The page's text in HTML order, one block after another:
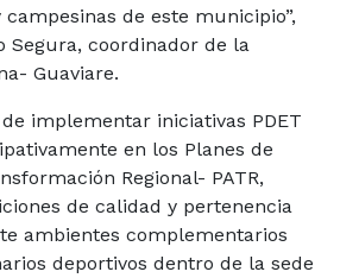
de este municipio”,
Segura, coordinador de la
Guaviare.
implementar iniciativas PDET
en los Planes de
Regional- PATR,
de calidad y pertenencia
ambientes complementarios
deportivos dentro de la sede